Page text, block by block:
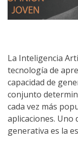
La Inteligencia
tecnología de
capacidad de
conjunto
cada vez más
aplicaciones. Uno
generativa es la